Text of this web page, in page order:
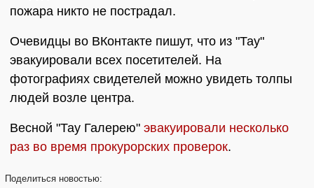
пожара никто не пострадал.
Очевидцы во ВКонтакте пишут, что из "Тау"
эвакуировали всех посетителей. На
фотографиях свидетелей можно увидеть толпы
людей возле центра.
Весной "Тау Галерею" эвакуировали несколько
раз во время прокурорских проверок.
Поделиться новостью: